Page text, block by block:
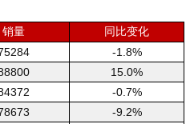
销量
同比变化
-1.8%
15.0%
-0.7%
-9.2%